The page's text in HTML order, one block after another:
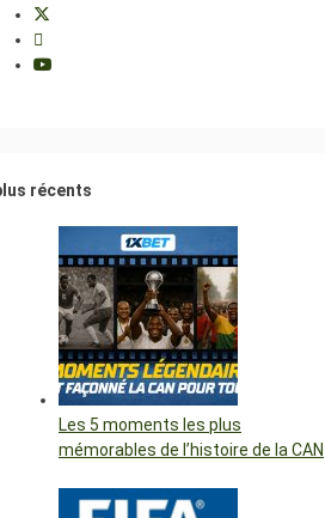
récents
Les 5 moments les plus
mémorables de l’histoire de la CAN